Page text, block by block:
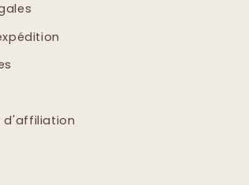
d'affiliation